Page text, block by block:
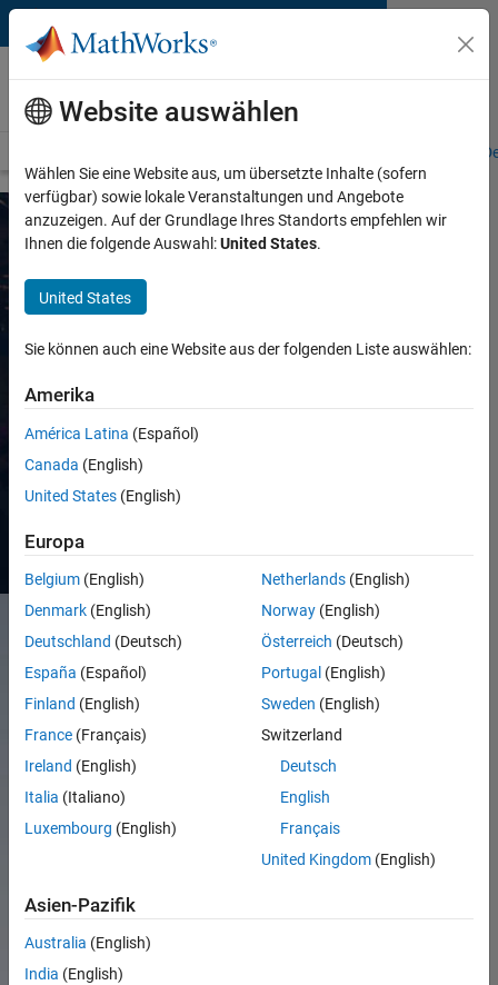
Weiter zum Inhalt
MATLAB- und Simulink-
Veranstaltungen
On-
Veranstaltungen
Nehmen Sie an MathWorks Veranstaltungen teil, um
erfahren, von Branchenkollegen über Anwendungen
mit MATLAB und Simulink zu hören und innovative
Techniken zu entdecken, die Sie direkt in Projekten
anwenden können.
Navigation im Panel
4.–5. November 2026
Termin vormerken
Navigation im Panel
Website auswählen
Wählen Sie eine Website aus, um übersetzte Inhalte (sofern
verfügbar) sowie lokale Veranstaltungen und Angebote
anzuzeigen. Auf der Grundlage Ihres Standorts empfehlen wir
Ihnen die folgende Auswahl:United States.
United States
Sie können auch eine Website aus der folgenden Liste auswählen:
Amerika
América Latina (Español)
Canada (English)
United States (English)
Europa
Belgium (English)
Denmark (English)
Deutschland (Deutsch)
España (Español)
Finland (English)
France (Français)
Ireland (English)
Italia (Italiano)
Luxembourg (English)
Netherlands(English)
Norway(English)
Österreich (Deutsch)
Portugal (English)
Sweden (English)
Switzerland
Deutsch
English
Français
United Kingdom(English)
Asien-Pazifik
Australia (English)
India (English)